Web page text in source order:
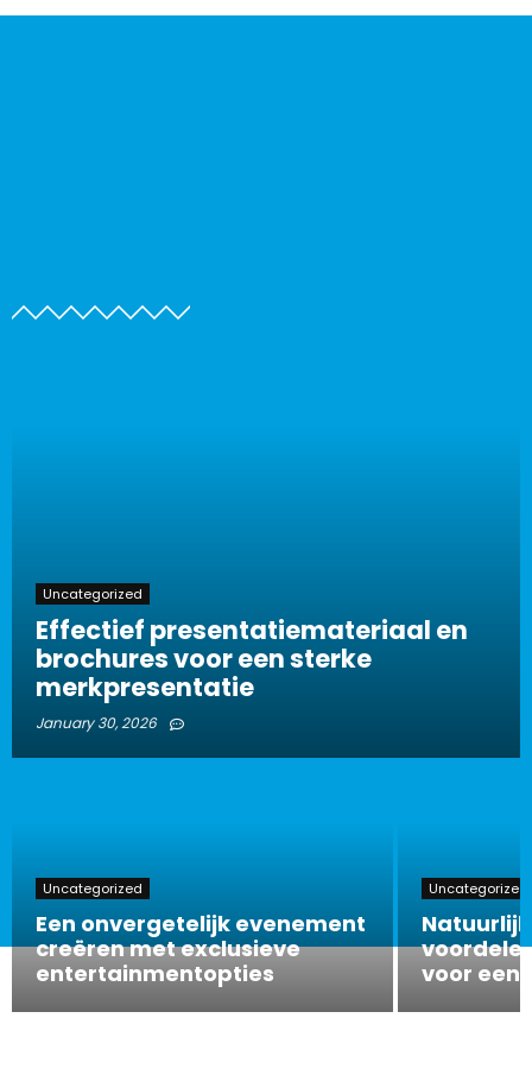
Uncategorized
Effectief presentatiemateriaal en
brochures voor een sterke
merkpresentatie
January 30, 2026
Uncategorized
Een onvergetelijk evenement
creëren met exclusieve
entertainmentopties
Uncategorized
voor een